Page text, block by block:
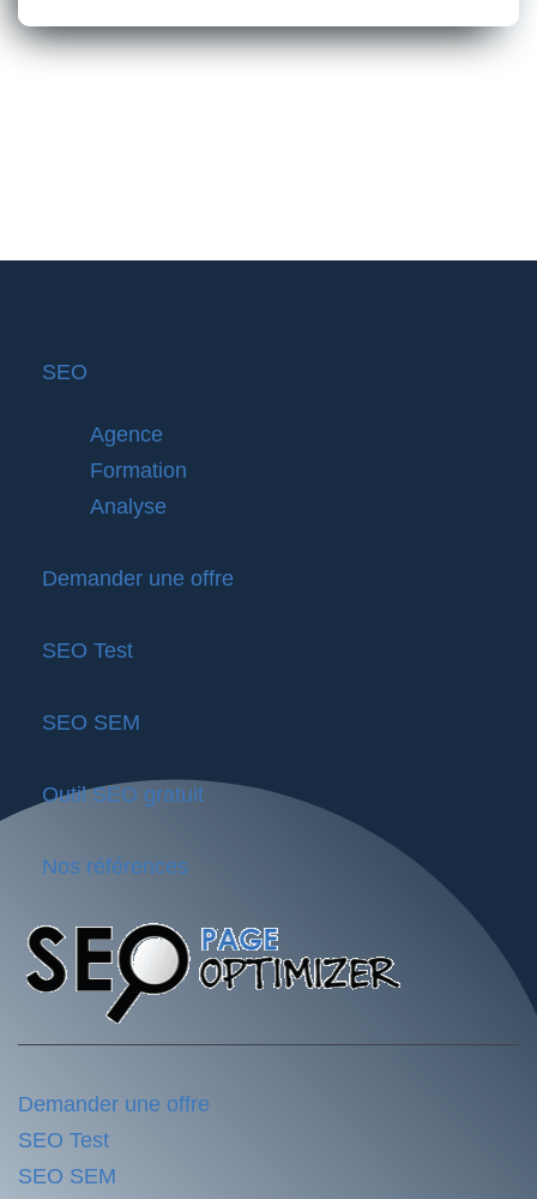
SEO
Agence
Formation
Analyse
Demander une offre
SEO Test
SEO SEM
Outil SEO gratuit
Nos références
Demander une offre
SEO Test
SEO SEM